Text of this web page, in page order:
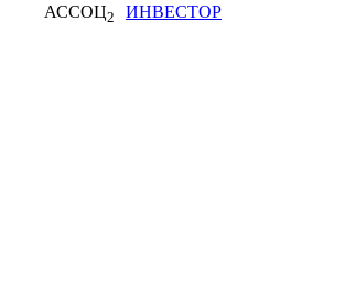
АССОЦ2 ИНВЕСТОР